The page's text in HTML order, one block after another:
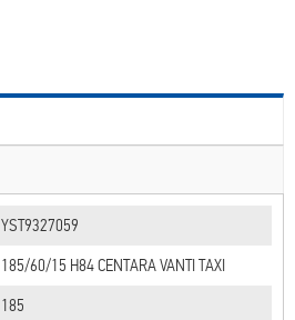
YST9327059
185/60/15 H84 CENTARA VANTI TAXI
185